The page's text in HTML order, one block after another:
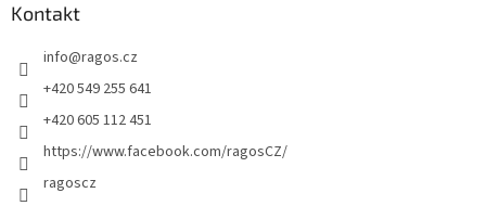
Kontakt
info@ragos.cz
+420 549 255 641
+420 605 112 451
https://www.facebook.com/ragosCZ/
ragoscz